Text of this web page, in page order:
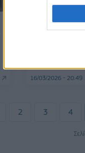
ΠΟΛΙΤΙΚΗ
βιομηχανία -
16/03/2026 - 20:49
2 3 4